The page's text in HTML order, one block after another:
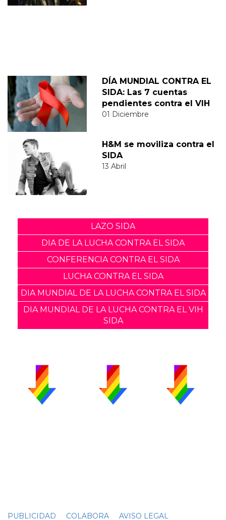
DÍA MUNDIAL CONTRA EL
SIDA: Las 7 cuentas
pendientes contra el VIH
01 Diciembre
H&M se moviliza contra el
SIDA
13 Abril
LAZO SIDA
DIA DE LA LUCHA CONTRA EL SIDA
CONFERENCIA CONTRA EL SIDA
LUCHA CONTRA EL SIDA
DIA MUNDIAL DE LA LUCHA CONTRA EL SIDA
DIA MUNDIAL DE LA LUCHA CONTRA EL VIH
SIDA
PUBLICIDAD COLABORA AVISO LEGAL